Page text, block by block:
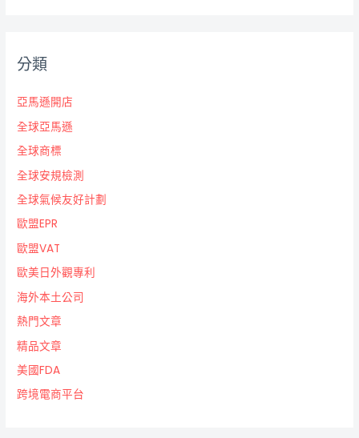
分類
亞馬遜開店
全球亞馬遜
全球商標
全球安規檢測
全球氣候友好計劃
歐盟EPR
歐盟VAT
歐美日外觀專利
海外本土公司
熱門文章
精品文章
美國FDA
跨境電商平台